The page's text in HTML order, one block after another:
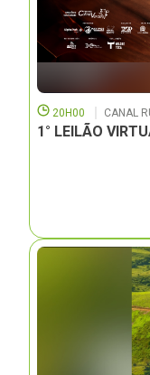
20H00 CANAL
1° LEILÃO